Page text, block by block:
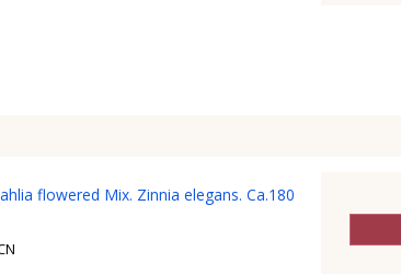
flowered Mix. Zinnia elegans. Ca.180